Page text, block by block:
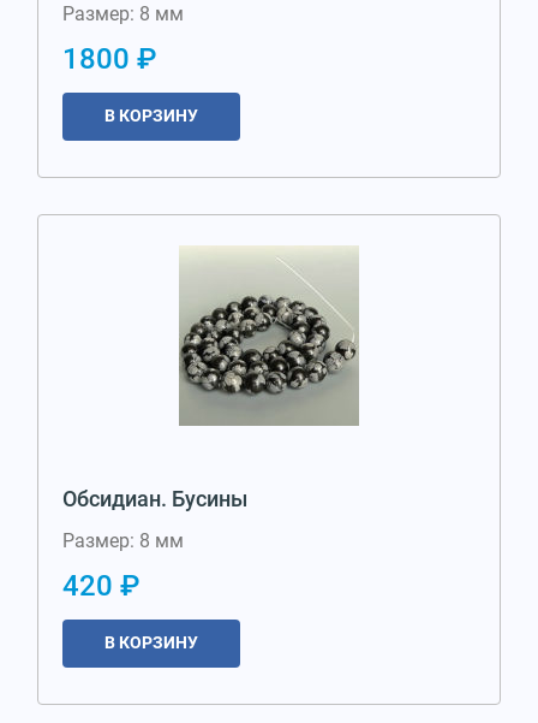
Размер: 8 мм
1800 ₽
В КОРЗИНУ
Обсидиан. Бусины
Размер: 8 мм
420 ₽
В КОРЗИНУ